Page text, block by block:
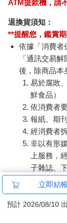
ATM提款機，請
退換貨須知：
**提醒您，鑑賞
依據「消費者
「通訊交易
後，除商品本
易於腐敗
鮮食品）
依消費者
報紙、期
經消費者
非以有形
上服務，
子雜誌、
已拆封之
刀…等）
若非上列種類
立即結
預計 2026/08/10